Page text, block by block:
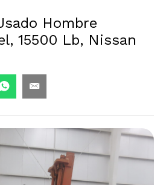
Hombre
15500 Lb, Nissan